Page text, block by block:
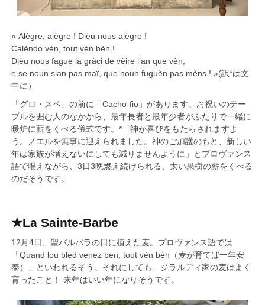
« Alègre, alègre ! Dièu nous alègre !
Calèndo vèn, tout vèn bèn !
Dièu nous fague la gràci de vèire l’an que vèn,
e se noun sian pas maï, que noun fuguèn pas mèns ! »(訳*は文
中に）
「グロ・スペ」の前に「Cacho-fio」があります。お祝いのテー
ブルを囲む人のなかから、最年長者と最年少者がふたりで一緒に
暖炉に薪をくべる儀式です。*「神が喜びをもたらされますよ
う。ノエルを無事に迎えられました。神のご加護のもと、新しい
年は家族が増えないにしても減りませんように」とプロヴァンス
語で唱えながら、3日3晩燃え続けられる、太い果樹の薪をくべる
のだそうです。
★La Sainte-Barbe
12月4日、聖バルバラの日に植えた麦。プロヴァンス語では
「Quand lou bled venez ben, tout vèn bèn（麦が育てば一年安
泰）」といわれるそう。それにしても、ジラルディ家の麦はよく
育ったこと！ 来年はいい年になりそうです。